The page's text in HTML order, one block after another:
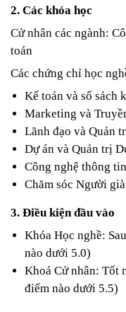
2. Các khóa học
Cử nhân các ngành:
toán
Các chứng chỉ học
Kế toán và sổ sách
Marketing và
Lãnh đạo và Quản
Dự án và Quản trị
Công nghệ thông
Chăm sóc Người già
3. Điều kiện đầu vào
Khóa Học nghề:
nào dưới 5.0)
Khoá Cử nhân: Tốt
điểm nào dưới 5.5)